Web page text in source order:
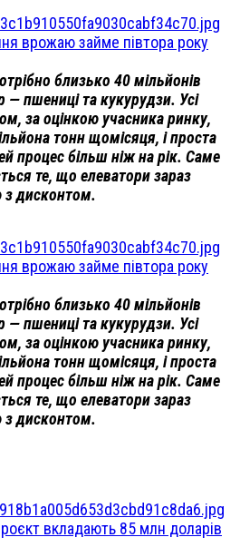
врожаю займе півтора року
близько 40 мільйонів
пшениці та кукурудзи. Усі
за оцінкою учасника ринку,
тонн щомісяця, і проста
процес більш ніж на рік. Саме
те, що елеватори зараз
дисконтом.
врожаю займе півтора року
близько 40 мільйонів
пшениці та кукурудзи. Усі
за оцінкою учасника ринку,
тонн щомісяця, і проста
процес більш ніж на рік. Саме
те, що елеватори зараз
дисконтом.
вкладають 85 млн доларів